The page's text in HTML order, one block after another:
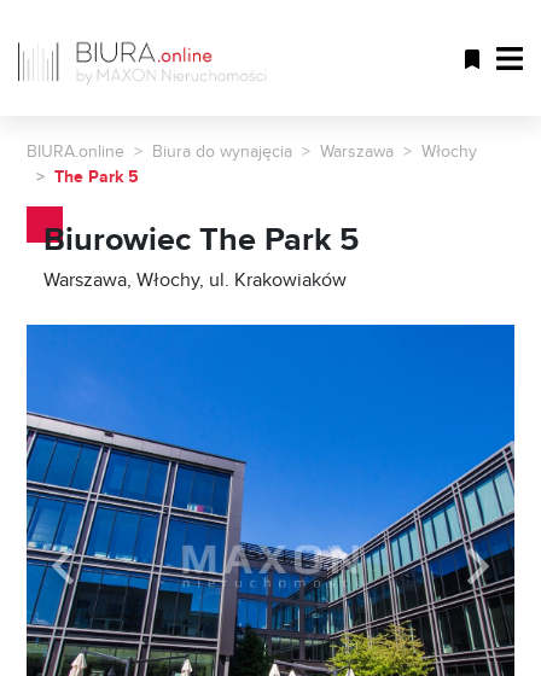
BIURA.online Biura do wynajęcia Warszawa
Włochy
The Park 5
Biurowiec The Park 5
Warszawa, Włochy, ul. Krakowiaków